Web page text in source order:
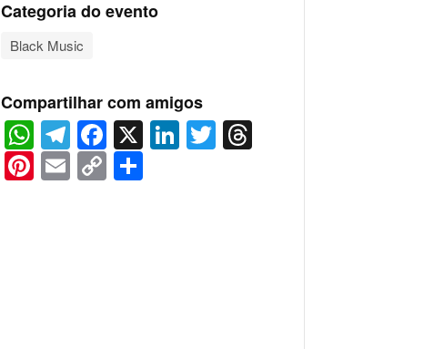
Categoria do evento
Black Music
Compartilhar com amigos
WhatsApp
Telegram
Facebook
X LinkedIn
Twitter
Pinterest
Email
Copy
Link